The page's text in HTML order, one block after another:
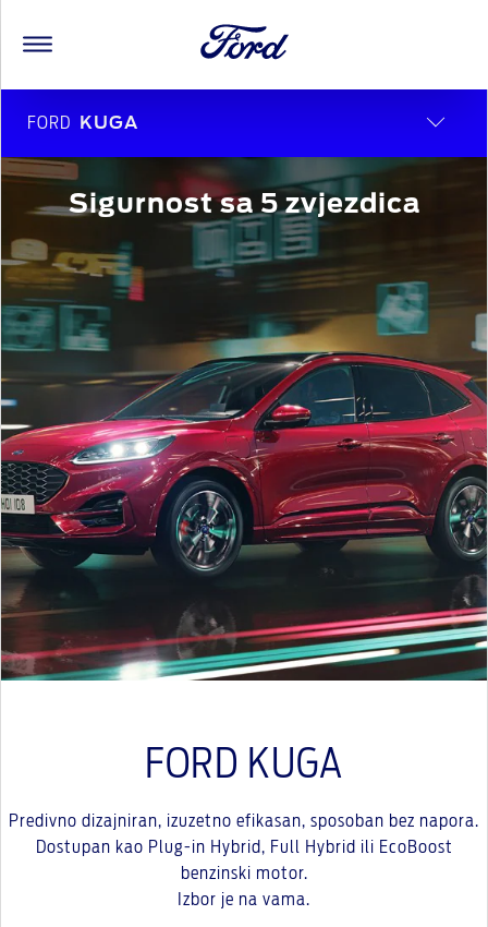
FORD KUGA
Sigurnost sa 5 zvjezdica
FORD KUGA
Predivno dizajniran, izuzetno efikasan, sposoban bez napora.
Dostupan kao Plug-in Hybrid, Full Hybrid ili EcoBoost
benzinski motor.
Izbor je na vama.